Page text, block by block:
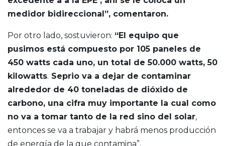
medidor bidireccional”, comentaron.
Por otro lado, sostuvieron: “El equipo que
pusimos está compuesto por 105 paneles de
450 watts cada uno, un total de 50.000 watts, 50
kilowatts. Seprio va a dejar de contaminar
alrededor de 40 toneladas de dióxido de
carbono, una cifra muy importante la cual como
no va a tomar tanto de la red sino del solar,
entonces se va a trabajar y habrá menos producción
de energía de la que contamina”.